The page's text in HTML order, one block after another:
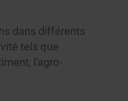
dans différents
tels que
l’agro-